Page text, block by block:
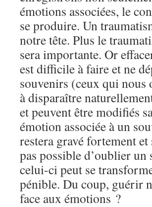
émotions associées, le
se produire. Un
notre tête. Plus le
sera importante. Or
est difficile à faire et ne
souvenirs (ceux qui nous
à disparaître
et peuvent être modifiés
émotion associée à un
restera gravé fortement
pas possible d’oublier
celui-ci peut se
pénible. Du coup, guérir
face aux émotions ?